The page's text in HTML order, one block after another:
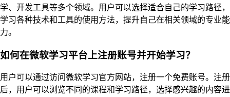
学、开发工具等多个领域。用户可以选择适合自己的学习路径，
学习各种技术和工具的使用方法，提升自己在相关领域的专业能
力。
如何在微软学习平台上注册账号并开始学习？
用户可以通过访问微软学习官方网站，注册一个免费账号。注册
后，用户可以浏览不同的课程和学习路径，选择感兴趣的内容进